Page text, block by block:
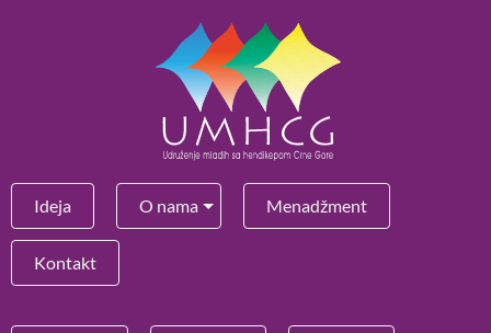
Ideja O nama Menadžment
Kontakt